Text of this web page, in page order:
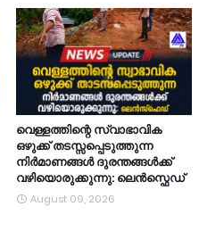
വെള്ളത്തിന്റെ സ്വാഭാവിക
ഒഴുക്ക് തടസ്സപ്പെടുത്തുന്ന
നിർമാണങ്ങൾ ദുരന്തങ്ങൾക്ക്
വഴിയൊരുക്കുന്നു: ലെൻസ്ഫെഡ്
August 09, 2026